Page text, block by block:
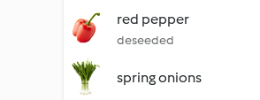
red pepper
deseeded
spring onions